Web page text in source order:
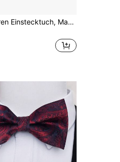
1 Set Herren Einstecktuch, Manschettenknöpfe und Fliege, geeignet für Hochzeiten und Partys, Accessoires, Festivals